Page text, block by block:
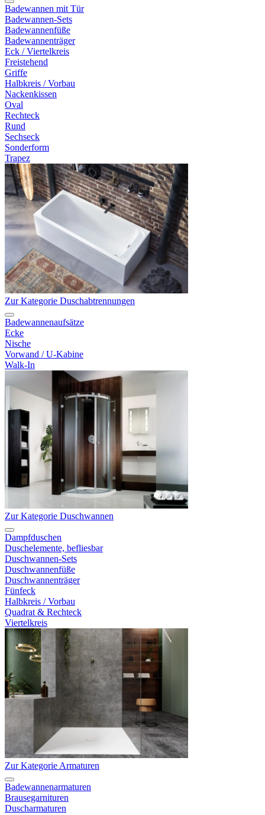
Badewannen mit Tür
Badewannen-Sets
Badewannenfüße
Badewannenträger
Eck / Viertelkreis
Freistehend
Griffe
Halbkreis / Vorbau
Nackenkissen
Oval
Rechteck
Rund
Sechseck
Sonderform
Trapez
Zur Kategorie Duschabtrennungen
Badewannenaufsätze
Ecke
Nische
Vorwand / U-Kabine
Walk-In
Zur Kategorie Duschwannen
Dampfduschen
Duschelemente, befliesbar
Duschwannen-Sets
Duschwannenfüße
Duschwannenträger
Fünfeck
Halbkreis / Vorbau
Quadrat & Rechteck
Viertelkreis
Zur Kategorie Armaturen
Badewannenarmaturen
Brausegarnituren
Duscharmaturen